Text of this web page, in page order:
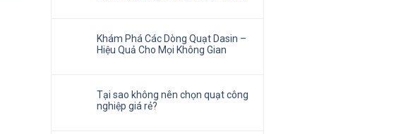
Khám Phá Các Dòng Quạt Dasin –
Hiệu Quả Cho Mọi Không Gian
Tại sao không nên chọn quạt công
nghiệp giá rẻ?